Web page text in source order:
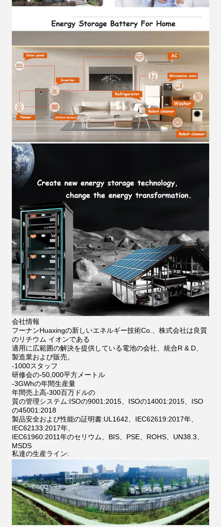
会社情報
フーナンHuaxingの新しいエネルギー技術Co.、株式会社は良質
のリチウム イオンである
適用に広範囲の解決を提供している電池の会社、統合R & D、
製造業および販売。
-1000スタッフ
研修会の-50,000平方メートル
-3GWhの年間生産量
年間売上高-300百万ドルの
質の管理システム:ISOの9001:2015、ISOの14001:2015、ISO
の45001:2018
製品安全および性能の証明書:UL1642、IEC62619:2017年、
IEC62133:2017年、
IEC61960:2011年のセリウム、BIS、PSE、ROHS、UN38.3、
MSDS
私達の生産ライン: